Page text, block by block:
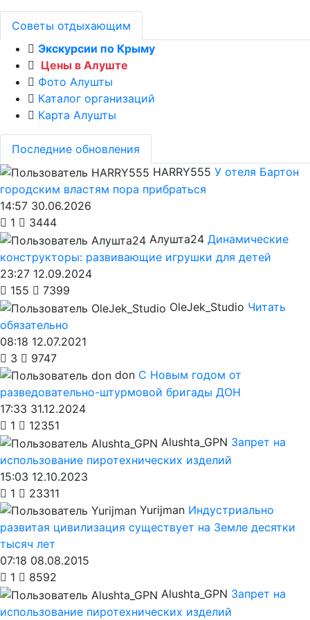
Советы отдыхающим
Экскурсии по Крыму
Цены в Алуште
Фото Алушты
Каталог организаций
Карта Алушты
Последние обновления
HARRY555 У отеля Бартон
городским властям пора прибраться
14:57 30.06.2026
1
3444
Алушта24 Динамические
конструкторы: развивающие игрушки для детей
23:27 12.09.2024
155
7399
OleJek_Studio Читать
обязательно
08:18 12.07.2021
3
9747
don С Новым годом от
разведовательно-штурмовой бригады ДОН
17:33 31.12.2024
1
12351
Alushta_GPN Запрет на
использование пиротехнических изделий
15:03 12.10.2023
1
23311
Yurijman Индустриально
развитая цивилизация существует на Земле десятки
тысяч лет
07:18 08.08.2015
1
8592
Alushta_GPN Запрет на
использование пиротехнических изделий